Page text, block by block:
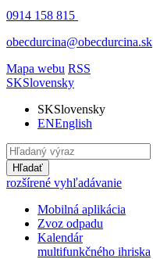
0914 158 815
obecdurcina@obecdurcina.sk
Mapa webu RSS
SKSlovensky
SKSlovensky
ENEnglish
Hľadať
rozšírené vyhľadávanie
Mobilná aplikácia
Zvoz odpadu
Kalendár
multifunkčného ihriska